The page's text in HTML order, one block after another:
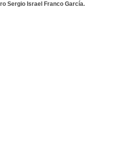
Sergio Israel Franco García.